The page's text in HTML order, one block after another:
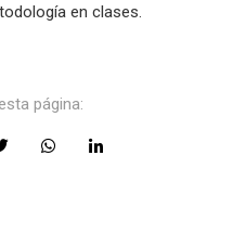
en clases.
página: